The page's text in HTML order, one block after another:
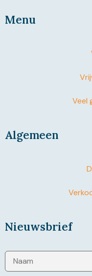
Menu
Veel
Algemeen
Nieuwsbrief